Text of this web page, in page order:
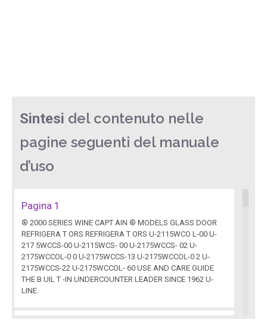
Sintesi del contenuto nelle
pagine seguenti del manuale
d’uso
Pagina 1
® 2000 SERIES WINE CAPT AIN ® MODELS GLASS DOOR
REFRIGERA T ORS REFRIGERA T ORS U-2115WCO L-00 U-
217 5WCCS-00 U-2115WCS- 00 U-2175WCCS- 02 U-
2175WCCOL-0 0 U-2175WCCS-13 U-2175WCCOL-0 2 U-
2175WCCS-22 U-2175WCCOL- 60 USE AND CARE GUIDE
THE B UIL T -IN UNDERCOUNTER LEADER SINCE 1962 U-
LINE.